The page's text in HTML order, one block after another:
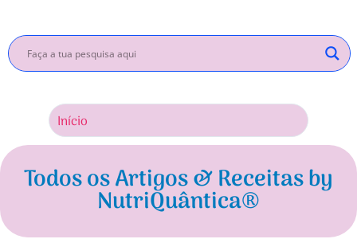
Início
Todos os Artigos & Receitas by
NutriQuântica®